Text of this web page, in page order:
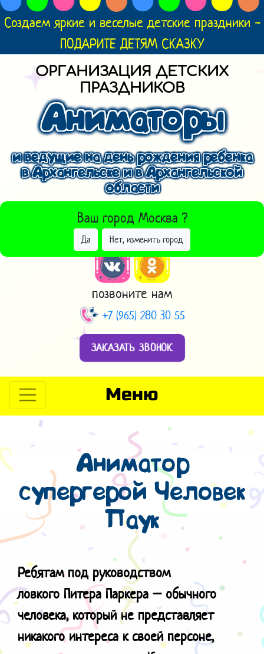
Создаем яркие и веселые детские праздники -
ПОДАРИТЕ ДЕТЯМ СКАЗКУ
ОРГАНИЗАЦИЯ ДЕТСКИХ
ПРАЗДНИКОВ
Аниматоры
и ведущие на день рождения ребенка
в Архангельске и в Архангельской
области
Ваш город Москва ?
Да Нет, изменить город
ВЫБРАТЬ ДРУГОЙ ГОРОД
позвоните нам
+7 (965) 280 30 55
ЗАКАЗАТЬ ЗВОНОК
Меню
Аниматор
супергерой Человек
Паук
Ребятам под руководством
ловкого Питера Паркера – обычного
человека, который не представляет
никакого интереса к своей персоне,